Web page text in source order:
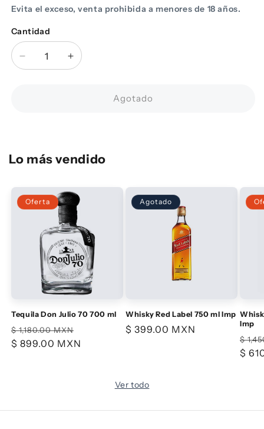
Evita el exceso, venta prohibida a menores de 18 años.
Cantidad
Cantidad
Reducir
cantidad
Aumentar
cantidad
Agotado
Lo más vendido
Oferta
Tequila Don Julio 70 700 ml
Precio
habitual
$ 1,180.00 MXN
de
$ 899.00 MXN
Agotado
Whisky Red Label 750 ml Imp
Precio
$ 399.00 MXN
Imp
$
$
Ver todo